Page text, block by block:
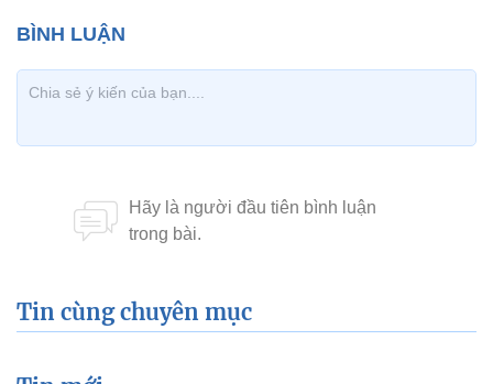
Tin cùng chuyên mục